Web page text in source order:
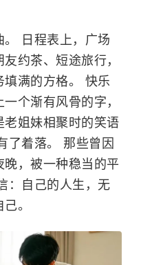
日程表上，广场
约茶、短途旅行，
填满的方格。 快乐
个渐有风骨的字，
姐妹相聚时的笑语
了着落。 那些曾因
，被一种稳当的平
：自己的人生，无
。